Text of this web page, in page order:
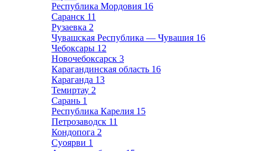
Республика Мордовия 16
Саранск 11
Рузаевка 2
Чувашская Республика — Чувашия 16
Чебоксары 12
Новочебоксарск 3
Карагандинская область 16
Караганда 13
Темиртау 2
Сарань 1
Республика Карелия 15
Петрозаводск 11
Кондопога 2
Суоярви 1